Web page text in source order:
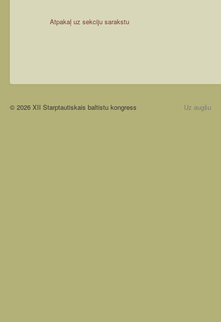
Atpakaļ uz sekciju sarakstu
Uz augšu
© 2026 XII Starptautiskais baltistu kongress